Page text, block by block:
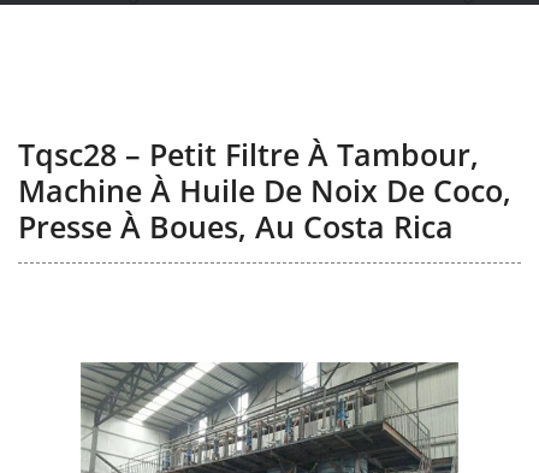
Tqsc28 – Petit Filtre À Tambour,
Machine À Huile De Noix De Coco,
Presse À Boues, Au Costa Rica